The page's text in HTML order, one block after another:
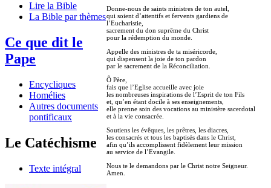
Lire la Bible
La Bible par thèmes
Ce que dit le
Pape
Encycliques
Homélies
Autres documents
pontificaux
Le Catéchisme
Texte intégral
Donne-nous de saints ministres de ton autel,
qui soient d’attentifs et fervents gardiens de
l’Eucharistie,
sacrement du don suprême du Christ
pour la rédemption du monde.
Appelle des ministres de ta miséricorde,
qui dispensent la joie de ton pardon
par le sacrement de la Réconciliation.
Ô Père,
fais que l’Eglise accueille avec joie
les nombreuses inspirations de l’Esprit de ton Fils
et, qu’en étant docile à ses enseignements,
elle prenne soin des vocations au ministère sacerdotal
et à la vie consacrée.
Soutiens les évêques, les prêtres, les diacres,
les consacrés et tous les baptisés dans le Christ,
afin qu’ils accomplissent fidèlement leur mission
au service de l’Evangile.
Nous te le demandons par le Christ notre Seigneur.
Amen.